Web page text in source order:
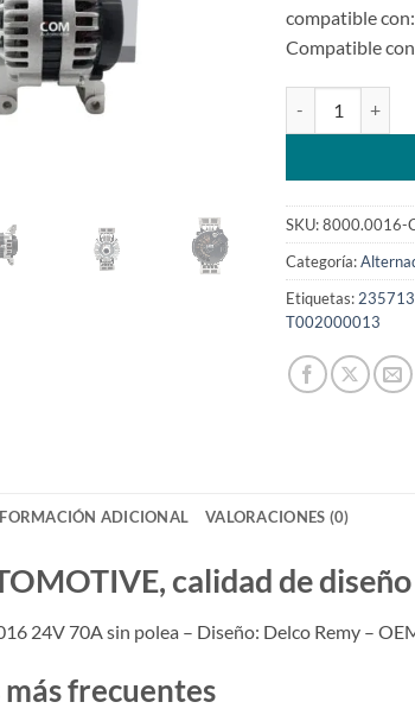
compatible
Compatible
SKU:8000.0016-
Categoría:
Etiquetas:
T002000013
ADICIONAL VALORACIONES (0)
calidad de
24V 70A sin polea – Diseño: Delco Remy –
frecuentes